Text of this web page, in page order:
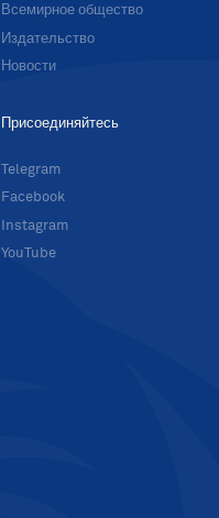
Всемирное общество
Издательство
Новости
Присоединяйтесь
Telegram
Facebook
Instagram
YouTube